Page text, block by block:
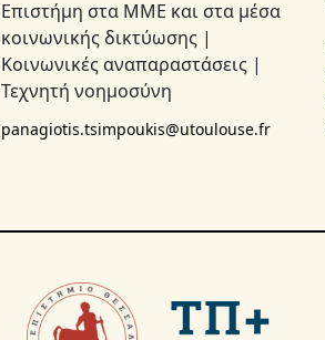
Επιστήμη στα ΜΜΕ και στα μέσα
κοινωνικής δικτύωσης |
Κοινωνικές αναπαραστάσεις |
Τεχνητή νοημοσύνη
panagiotis.tsimpoukis@utoulouse.fr